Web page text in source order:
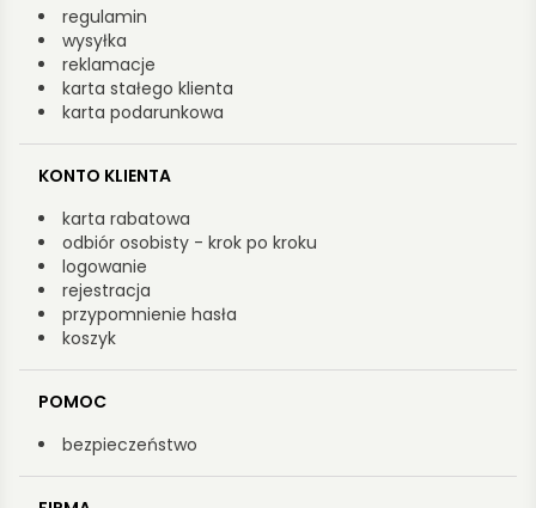
regulamin
wysyłka
reklamacje
karta stałego klienta
karta podarunkowa
KONTO KLIENTA
karta rabatowa
odbiór osobisty - krok po kroku
logowanie
rejestracja
przypomnienie hasła
koszyk
POMOC
bezpieczeństwo